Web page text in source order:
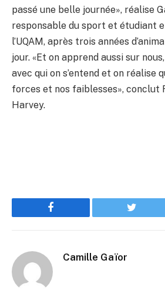
passé une belle journée», réalise
responsable du sport et étudiant
l’UQAM, après trois années
jour. «Et on apprend aussi sur
avec qui on s’entend et on réalise
forces et nos faiblesses», conclut
Harvey.
Facebook Twitter
Camille Gaïor